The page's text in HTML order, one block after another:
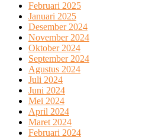
Februari 2025
Januari 2025
Desember 2024
November 2024
Oktober 2024
September 2024
Agustus 2024
Juli 2024
Juni 2024
Mei 2024
April 2024
Maret 2024
Februari 2024